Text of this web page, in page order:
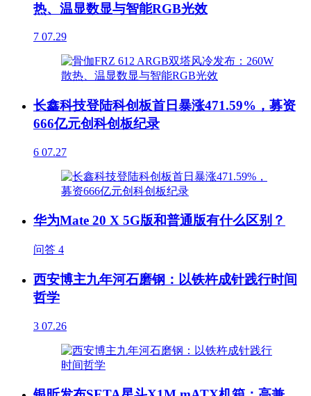
热、温显数显与智能RGB光效
7 07.29
长鑫科技登陆科创板首日暴涨471.59%，募资
666亿元创科创板纪录
6 07.27
华为Mate 20 X 5G版和普通版有什么区别？
问答 4
西安博主九年河石磨钢：以铁杵成针践行时间
哲学
3 07.26